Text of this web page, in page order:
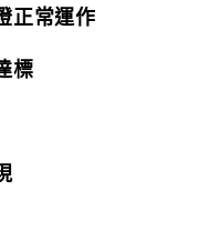
正常運作
標